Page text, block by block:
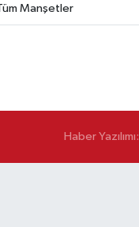
Manşetler
Haber Yazılımı: